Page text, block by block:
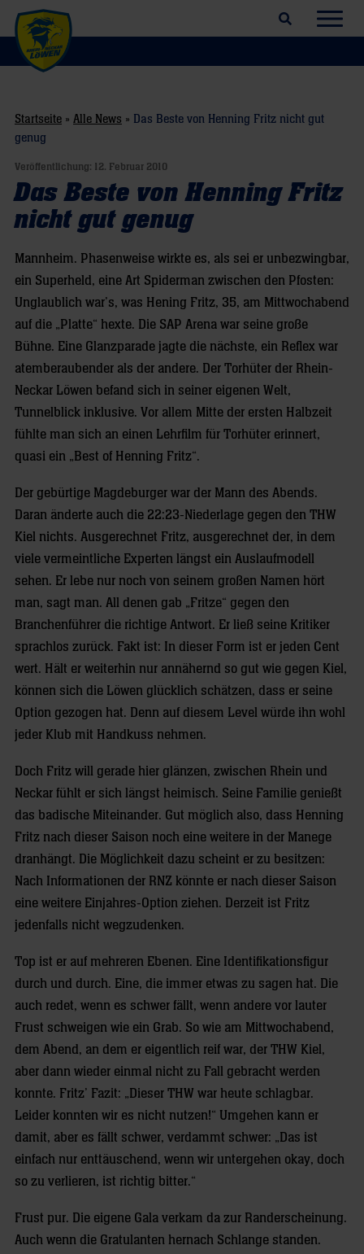
Suchfeld öffnen
Startseite » Alle News » Das Beste von Henning Fritz nicht gut
genug
Veröffentlichung: 12. Februar 2010
Das Beste von Henning Fritz
nicht gut genug
Mannheim. Phasenweise wirkte es, als sei er unbezwingbar,
ein Superheld, eine Art Spiderman zwischen den Pfosten:
Unglaublich war’s, was Hening Fritz, 35, am Mittwochabend
auf die „Platte“ hexte. Die SAP Arena war seine große
Bühne. Eine Glanzparade jagte die nächste, ein Reflex war
atemberaubender als der andere. Der Torhüter der Rhein-
Neckar Löwen befand sich in seiner eigenen Welt,
Tunnelblick inklusive. Vor allem Mitte der ersten Halbzeit
fühlte man sich an einen Lehrfilm für Torhüter erinnert,
quasi ein „Best of Henning Fritz“.
Der gebürtige Magdeburger war der Mann des Abends.
Daran änderte auch die 22:23-Niederlage gegen den THW
Kiel nichts. Ausgerechnet Fritz, ausgerechnet der, in dem
viele vermeintliche Experten längst ein Auslaufmodell
sehen. Er lebe nur noch von seinem großen Namen hört
man, sagt man. All denen gab „Fritze“ gegen den
Branchenführer die richtige Antwort. Er ließ seine Kritiker
sprachlos zurück. Fakt ist: In dieser Form ist er jeden Cent
wert. Hält er weiterhin nur annähernd so gut wie gegen Kiel,
können sich die Löwen glücklich schätzen, dass er seine
Option gezogen hat. Denn auf diesem Level würde ihn wohl
jeder Klub mit Handkuss nehmen.
Doch Fritz will gerade hier glänzen, zwischen Rhein und
Neckar fühlt er sich längst heimisch. Seine Familie genießt
das badische Miteinander. Gut möglich also, dass Henning
Fritz nach dieser Saison noch eine weitere in der Manege
dranhängt. Die Möglichkeit dazu scheint er zu besitzen:
Nach Informationen der RNZ könnte er nach dieser Saison
eine weitere Einjahres-Option ziehen. Derzeit ist Fritz
jedenfalls nicht wegzudenken.
Top ist er auf mehreren Ebenen. Eine Identifikationsfigur
durch und durch. Eine, die immer etwas zu sagen hat. Die
auch redet, wenn es schwer fällt, wenn andere vor lauter
Frust schweigen wie ein Grab. So wie am Mittwochabend,
dem Abend, an dem er eigentlich reif war, der THW Kiel,
aber dann wieder einmal nicht zu Fall gebracht werden
konnte. Fritz’ Fazit: „Dieser THW war heute schlagbar.
Leider konnten wir es nicht nutzen!“ Umgehen kann er
damit, aber es fällt schwer, verdammt schwer: „Das ist
einfach nur enttäuschend, wenn wir untergehen okay, doch
so zu verlieren, ist richtig bitter.“
Frust pur. Die eigene Gala verkam da zur Randerscheinung.
Auch wenn die Gratulanten hernach Schlange standen.